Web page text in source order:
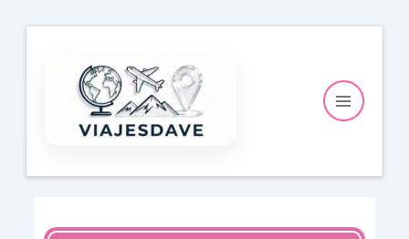
contenido